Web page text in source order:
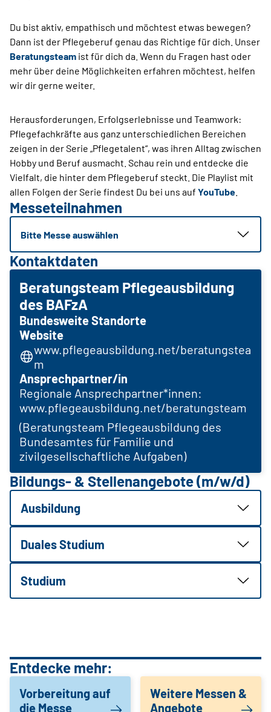
Du bist aktiv, empathisch und möchtest etwas bewegen?
Dann ist der Pflegeberuf genau das Richtige für dich. Unser
Beratungsteam ist für dich da. Wenn du Fragen hast oder
mehr über deine Möglichkeiten erfahren möchtest, helfen
wir dir gerne weiter.
Herausforderungen, Erfolgserlebnisse und Teamwork:
Pflegefachkräfte aus ganz unterschiedlichen Bereichen
zeigen in der Serie „Pflegetalent“, was ihren Alltag zwischen
Hobby und Beruf ausmacht. Schau rein und entdecke die
Vielfalt, die hinter dem Pflegeberuf steckt. Die Playlist mit
allen Folgen der Serie findest Du bei uns auf YouTube
Messeteilnahmen
Bitte Messe auswählen
Kontaktdaten
Beratungsteam Pflegeausbildung
des BAFzA
Bundesweite Standorte
Website
www.pflegeausbildung.net/beratungstea
m
Ansprechpartner/in
Regionale Ansprechpartner*innen:
www.pflegeausbildung.net/beratungsteam
(Beratungsteam Pflegeausbildung des
Bundesamtes für Familie und
zivilgesellschaftliche Aufgaben)
Bildungs- & Stellenangebote (m/w/d)
Ausbildung
Duales Studium
Studium
Entdecke mehr:
Vorbereitung auf
die Messe
Weitere Messen &
Angebote